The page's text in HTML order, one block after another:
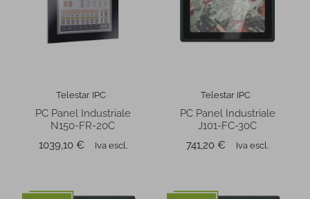
Telestar IPC
PC Panel Industriale
N150-FR-20C
Prezzo
1039,10 € Iva escl.
Telestar IPC
PC Panel Industriale
J101-FC-30C
Prezzo
741,20 € Iva escl.